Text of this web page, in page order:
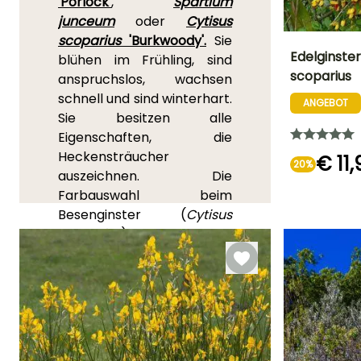
junceum
oder Cytisus
scoparius'Burkwoody'. Sie
blühen im Frühling, sind
anspruchslos, wachsen
schnell und sind winterhart.
Sie besitzen alle
Eigenschaften, die
Heckensträucher
auszeichnen. Die
Farbauswahl beim
Besenginster (Cytisus
scoparius) ist vielfältig und
reicht von Weiß über Gelb
und Rot bis hin zu Rosa und
lebhaften, mehrfarbigen
Tönen oder zarten
Pastelltönen.
Erwähnenswert ist der
2 m
Blütezeit
scoparius
ANGEBOT
20% €